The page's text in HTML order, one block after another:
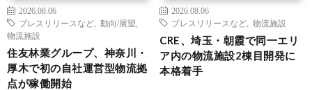
2026.08.06
プレスリリースなど
動向/展望
物流施設
住友林業グループ、神奈川・
厚木で初の自社運営型物流拠
点が稼働開始
2026.08.06
プレスリリースなど
物流施設
CRE、埼玉・朝霞で同一エリ
ア内の物流施設2棟目開発に
本格着手